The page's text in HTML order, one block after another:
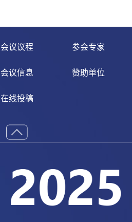
会议议程 参会专家
会议信息 赞助单位
在线投稿